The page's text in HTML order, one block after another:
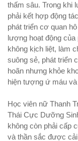
thấm sâu. Trong khi
phải kết hợp động
phát triển cơ quan
lượng hoạt động
không kịch liệt, làm
suông sẻ, phát triển
hoãn nhưng khỏe
hiện tượng ứ máu
Học viên nữ Thanh
Thái Cực Dưỡng
không còn phải cấp
và thần sắc được